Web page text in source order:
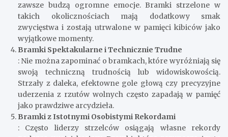
zawsze budzą ogromne emocje. Bramki strzelone w
takich okolicznościach mają dodatkowy smak
zwycięstwa i zostają utrwalone w pamięci kibiców jako
wyjątkowe momenty.
Bramki Spektakularne i Technicznie Trudne
: Nie można zapominać o bramkach, które wyróżniają się
swoją techniczną trudnością lub widowiskowością.
Strzały z daleka, efektowne gole głową czy precyzyjne
uderzenia z rzutów wolnych często zapadają w pamięć
jako prawdziwe arcydzieła.
Bramki z Istotnymi Osobistymi Rekordami
: Często liderzy strzelców osiągają własne rekordy